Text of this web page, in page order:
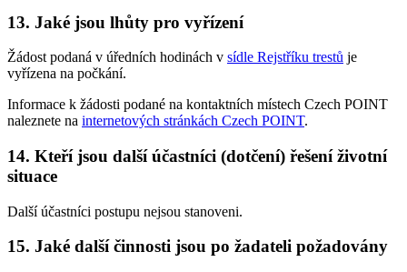
13. Jaké jsou lhůty pro vyřízení
Žádost podaná v úředních hodinách v sídle Rejstříku trestů je
vyřízena na počkání.
Informace k žádosti podané na kontaktních místech Czech POINT
naleznete na internetových stránkách Czech POINT.
14. Kteří jsou další účastníci (dotčení) řešení životní
situace
Další účastníci postupu nejsou stanoveni.
15. Jaké další činnosti jsou po žadateli požadovány